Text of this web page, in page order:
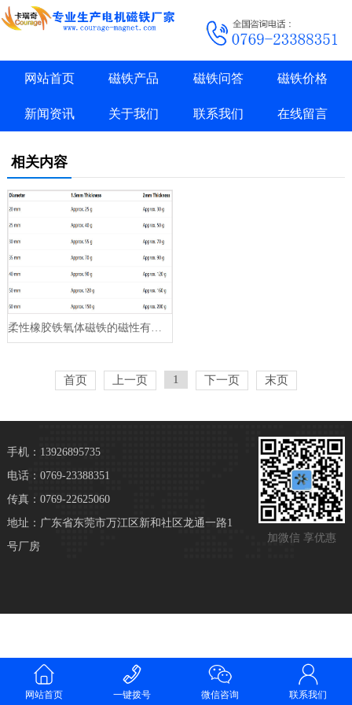
网站首页 磁铁产品 磁铁问答 磁铁价格
新闻资讯 关于我们 联系我们 在线留言
相关内容
柔性橡胶铁氧体磁铁的磁性有多强？
首页 上一页 1 下一页 末页
加微信 享优惠
手机：13926895735
电话：0769-23388351
传真：0769-22625060
地址：广东省东莞市万江区新和社区龙通一路1
号厂房
网站首页 一键拨号 微信咨询 联系我们